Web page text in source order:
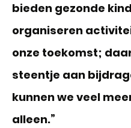
bieden gezonde
organiseren
onze toekomst;
steentje aan
kunnen we veel
alleen.”